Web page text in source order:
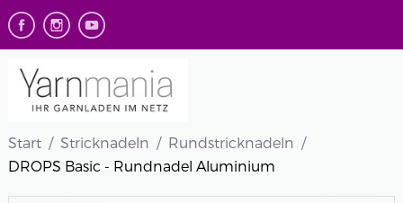
Start Stricknadeln
Rundstricknadeln
DROPS Basic - Rundnadel Aluminium